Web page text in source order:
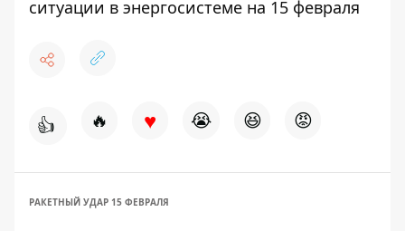
ситуации в энергосистеме на 15 февраля
👍 🔥 ♥ 😭 😆 😡
РАКЕТНЫЙ УДАР 15 ФЕВРАЛЯ